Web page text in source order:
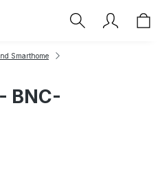
Smarthome
BNC-